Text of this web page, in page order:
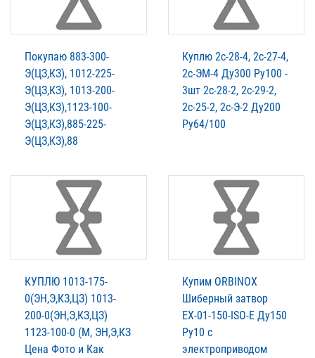
Покупаю 883-300-
Э(ЦЗ,КЗ), 1012-225-
Э(ЦЗ,КЗ), 1013-200-
Э(ЦЗ,КЗ),1123-100-
Э(ЦЗ,КЗ),885-225-
Э(ЦЗ,КЗ),88
Куплю 2с-28-4, 2с-27-4,
2с-ЭМ-4 Ду300 Ру100 -
3шт 2с-28-2, 2с-29-2,
2с-25-2, 2с-Э-2 Ду200
Ру64/100
КУПЛЮ 1013-175-
0(ЭН,Э,КЗ,ЦЗ) 1013-
200-0(ЭН,Э,КЗ,ЦЗ)
1123-100-0 (М, ЭН,Э,КЗ
Цена Фото и Как
Купим ORBINOX
Шиберный затвор
ЕХ-01-150-ISO-E Ду150
Ру10 с
электроприводом